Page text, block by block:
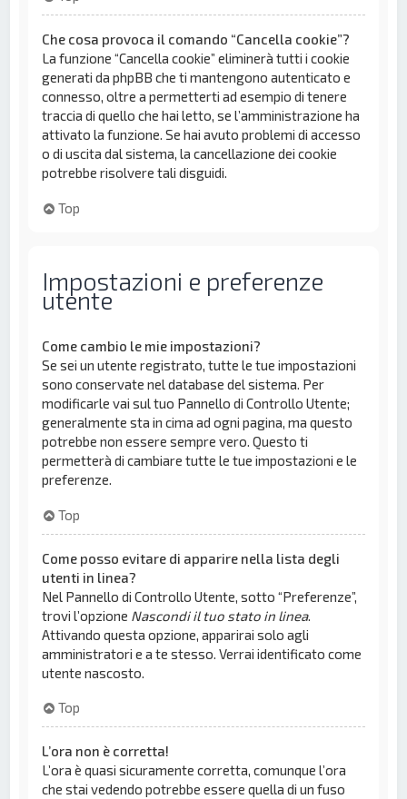
Che cosa provoca il comando “Cancella cookie”?
La funzione “Cancella cookie” eliminerà tutti i cookie
generati da phpBB che ti mantengono autenticato e
connesso, oltre a permetterti ad esempio di tenere
traccia di quello che hai letto, se l’amministrazione ha
attivato la funzione. Se hai avuto problemi di accesso
o di uscita dal sistema, la cancellazione dei cookie
potrebbe risolvere tali disguidi.
Top
Impostazioni e preferenze
utente
Come cambio le mie impostazioni?
Se sei un utente registrato, tutte le tue impostazioni
sono conservate nel database del sistema. Per
modificarle vai sul tuo Pannello di Controllo Utente;
generalmente sta in cima ad ogni pagina, ma questo
potrebbe non essere sempre vero. Questo ti
permetterà di cambiare tutte le tue impostazioni e le
preferenze.
Top
Come posso evitare di apparire nella lista degli
utenti in linea?
Nel Pannello di Controllo Utente, sotto “Preferenze”,
trovi l’opzione Nascondi il tuo stato in linea.
Attivando questa opzione, apparirai solo agli
amministratori e a te stesso. Verrai identificato come
utente nascosto.
Top
L’ora non è corretta!
L’ora è quasi sicuramente corretta, comunque l’ora
che stai vedendo potrebbe essere quella di un fuso